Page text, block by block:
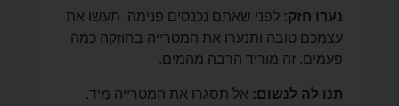
נערו חזק: לפני שאתם נכנסים פנימה, תעשו את
עצמכם טובה ותנערו את המטרייה בחוזקה כמה
פעמים. זה מוריד הרבה מהמים.
תנו לה לנשום: אל תסגרו את המטרייה מיד.